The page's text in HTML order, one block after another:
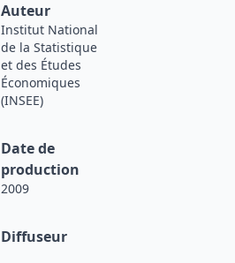
Auteur
Institut National
de la Statistique
et des Études
Économiques
(INSEE)
Date de
production
2009
Diffuseur